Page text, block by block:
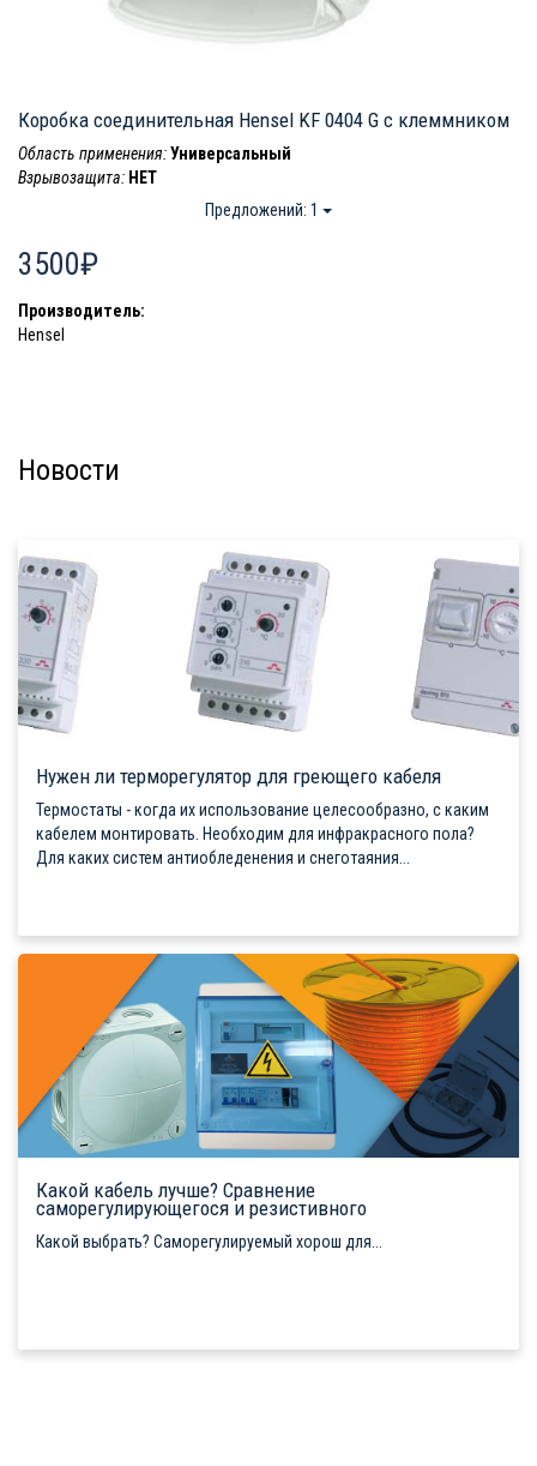
Коробка соединительная Hensel KF 0404 G c клеммником
Область применения:Универсальный
Взрывозащита: НЕТ
Предложений: 1
3500₽
Производитель:
Hensel
Новости
Нужен ли терморегулятор для греющего кабеля
Термостаты - когда их использование целесообразно, с каким
кабелем монтировать. Необходим для инфракрасного пола?
Для каких систем антиобледенения и снеготаяния...
Какой кабель лучше? Сравнение
саморегулирующегося и резистивного
Какой выбрать? Саморегулируемый хорош для...